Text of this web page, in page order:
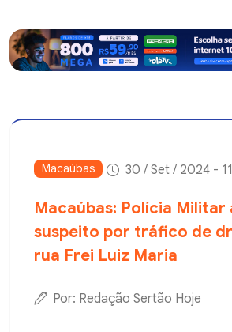
Macaúbas 30 / Set / 2024 -
Macaúbas: Polícia Militar
suspeito por tráfico de
rua Frei Luiz Maria
Por: Redação Sertão Hoje